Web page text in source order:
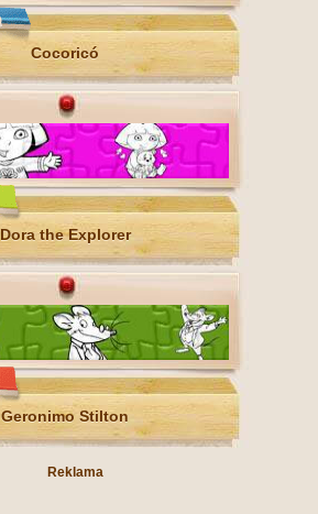
Cocoricó
Dora the Explorer
Geronimo Stilton
Reklama